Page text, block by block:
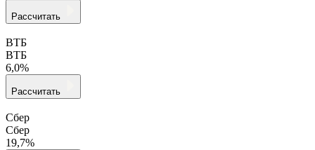
Рассчитать
ВТБ
ВТБ
6,0%
Рассчитать
Сбер
Сбер
19,7%